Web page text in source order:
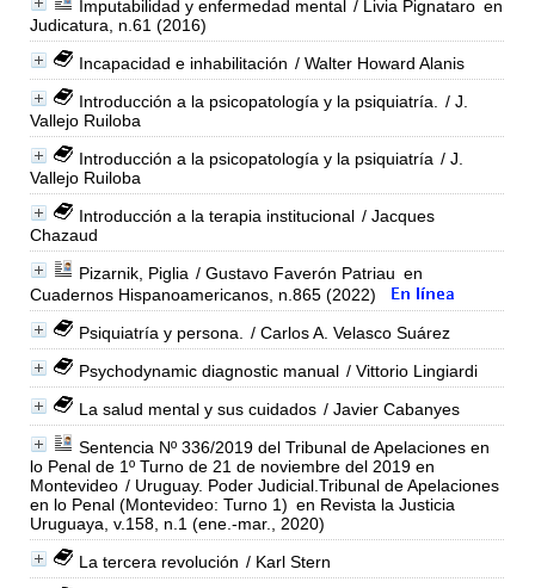
Imputabilidad y enfermedad mental / Livia Pignataro en
Judicatura, n.61 (2016)
Incapacidad e inhabilitación / Walter Howard Alanis
Introducción a la psicopatología y la psiquiatría.
/ J.
Vallejo Ruiloba
Introducción a la psicopatología y la psiquiatría / J.
Vallejo Ruiloba
Introducción a la terapia institucional / Jacques
Chazaud
Pizarnik, Piglia / Gustavo Faverón Patriau en
Cuadernos Hispanoamericanos, n.865 (2022)
Psiquiatría y persona.
/ Carlos A. Velasco Suárez
Psychodynamic diagnostic manual / Vittorio Lingiardi
La salud mental y sus cuidados / Javier Cabanyes
Sentencia Nº 336/2019 del Tribunal de Apelaciones en
lo Penal de 1º Turno de 21 de noviembre del 2019 en
Montevideo / Uruguay. Poder Judicial.Tribunal de Apelaciones
en lo Penal (Montevideo: Turno 1) en Revista la Justicia
Uruguaya, v.158, n.1 (ene.-mar., 2020)
La tercera revolución / Karl Stern